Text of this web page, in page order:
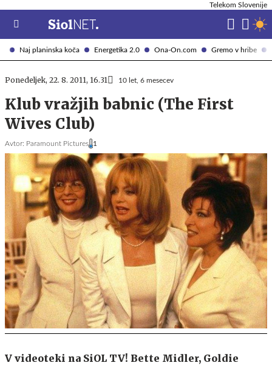
Naj planinska koča Energetika 2.0 Ona-On.com Gremo v hribe
Telekom Slovenije
Ponedeljek, 22. 8. 2011, 16.31 10 let, 6 mesecev
Klub vražjih babnic (The First
Wives Club)
Avtor: Paramount Pictures 1
V videoteki na SiOL TV! Bette Midler, Goldie